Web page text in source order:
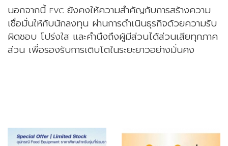
นอกจากนี้ FVC ยังคงให้ความสำคัญกับการสร้างความ
เชื่อมั่นให้กับนักลงทุน ผ่านการดำเนินธุรกิจด้วยความรับ
ผิดชอบ โปร่งใส และคำนึงถึงผู้มีส่วนได้ส่วนเสียทุกภาค
ส่วน เพื่อรองรับการเติบโตในระยะยาวอย่างมั่นคง